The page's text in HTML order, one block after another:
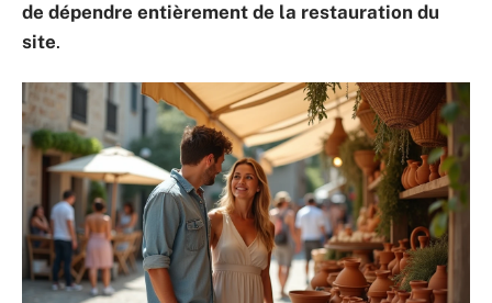
de dépendre entièrement de la restauration du
site.